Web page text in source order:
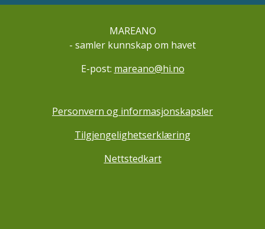
MAREANO
- samler kunnskap om havet
E-post: mareano@hi.no
Personvern og informasjonskapsler
Tilgjengelighetserklæring
Nettstedkart